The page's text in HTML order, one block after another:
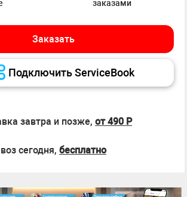
заказами
Заказать
Подключить ServiceBook
завтра и позже, от 490 Р
сегодня, бесплатно